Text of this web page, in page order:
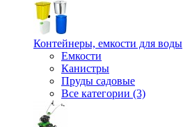
Контейнеры, емкости для воды
Емкости
Канистры
Пруды садовые
Все категории (3)